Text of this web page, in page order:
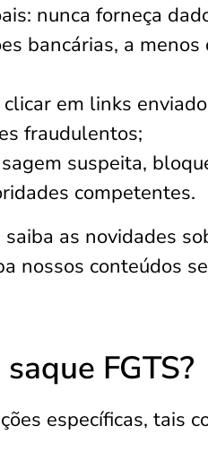
nunca forneça
bancárias, a
em links
fraudulentos;
suspeita,
competentes.
as novidades
nossos conteúdos
FGTS?
específicas, tais